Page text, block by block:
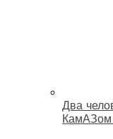
Два
КамАЗом